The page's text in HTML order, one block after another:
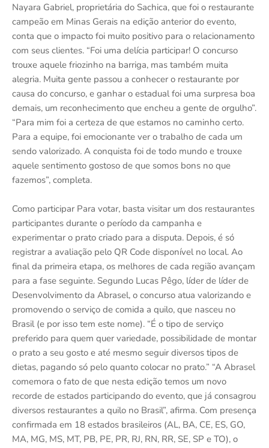
Nayara Gabriel, proprietária do Sachica, que foi o restaurante
campeão em Minas Gerais na edição anterior do evento,
conta que o impacto foi muito positivo para o relacionamento
com seus clientes. “Foi uma delícia participar! O concurso
trouxe aquele friozinho na barriga, mas também muita
alegria. Muita gente passou a conhecer o restaurante por
causa do concurso, e ganhar o estadual foi uma surpresa boa
demais, um reconhecimento que encheu a gente de orgulho”.
“Para mim foi a certeza de que estamos no caminho certo.
Para a equipe, foi emocionante ver o trabalho de cada um
sendo valorizado. A conquista foi de todo mundo e trouxe
aquele sentimento gostoso de que somos bons no que
fazemos”, completa.
Como participar Para votar, basta visitar um dos restaurantes
participantes durante o período da campanha e
experimentar o prato criado para a disputa. Depois, é só
registrar a avaliação pelo QR Code disponível no local. Ao
final da primeira etapa, os melhores de cada região avançam
para a fase seguinte. Segundo Lucas Pêgo, líder de líder de
Desenvolvimento da Abrasel, o concurso atua valorizando e
promovendo o serviço de comida a quilo, que nasceu no
Brasil (e por isso tem este nome). “É o tipo de serviço
preferido para quem quer variedade, possibilidade de montar
o prato a seu gosto e até mesmo seguir diversos tipos de
dietas, pagando só pelo quanto colocar no prato.” “A Abrasel
comemora o fato de que nesta edição temos um novo
recorde de estados participando do evento, que já consagrou
diversos restaurantes a quilo no Brasil”, afirma. Com presença
confirmada em 18 estados brasileiros (AL, BA, CE, ES, GO,
MA, MG, MS, MT, PB, PE, PR, RJ, RN, RR, SE, SP e TO), o